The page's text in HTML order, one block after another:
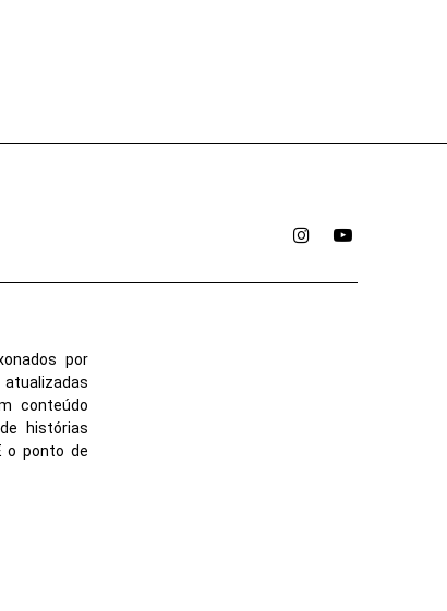
InstagramYouTube
por
conteúdo
histórias
o ponto de